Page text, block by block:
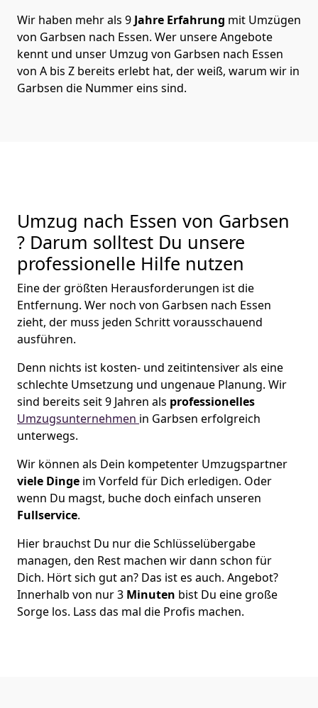
Wir haben mehr als 9 Jahre Erfahrung mit Umzügen
von Garbsen nach Essen. Wer unsere Angebote
kennt und unser Umzug von Garbsen nach Essen
von A bis Z bereits erlebt hat, der weiß, warum wir in
Garbsen die Nummer eins sind.
Umzug nach Essen von Garbsen
? Darum solltest Du unsere
professionelle Hilfe nutzen
Eine der größten Herausforderungen ist die
Entfernung. Wer noch von Garbsen nach Essen
zieht, der muss jeden Schritt vorausschauend
ausführen.
Denn nichts ist kosten- und zeitintensiver als eine
schlechte Umsetzung und ungenaue Planung. Wir
sind bereits seit 9 Jahren als professionelles
Umzugsunternehmen in Garbsen erfolgreich
unterwegs.
Wir können als Dein kompetenter Umzugspartner
viele Dinge im Vorfeld für Dich erledigen. Oder
wenn Du magst, buche doch einfach unseren
Fullservice.
Hier brauchst Du nur die Schlüsselübergabe
managen, den Rest machen wir dann schon für
Dich. Hört sich gut an? Das ist es auch. Angebot?
Innerhalb von nur 3 Minuten bist Du eine große
Sorge los. Lass das mal die Profis machen.